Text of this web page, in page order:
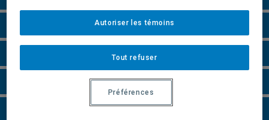
Cours à suivre et horaires
Grille de cheminement
Remarques et règlements
Faire une demande d'admission
Tout refuser
Autoriser les témoins
Préférences